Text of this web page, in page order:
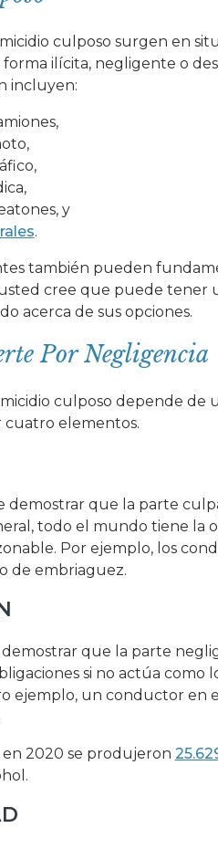
culposo surgen en
ilícita, negligente o
incluyen:
y
.
también pueden
cree que puede tener
acerca de sus opciones.
Por Negligencia
culposo depende de
cuatro elementos.
demostrar que la parte
todo el mundo tiene la
Por ejemplo, los
de embriaguez.
que la parte
si no actúa como
ejemplo, un conductor en
en 2020 se produjeron